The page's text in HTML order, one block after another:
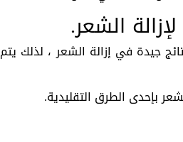
الشعر.
جيدة في إزالة الشعر ، لذلك يتم
بإحدى الطرق التقليدية.